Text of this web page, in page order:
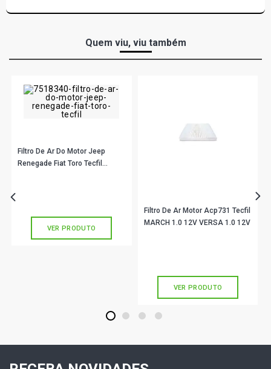
Quem viu, viu também
Filtro De Ar Do Motor Jeep
Renegade Fiat Toro Tecfil
VER PRODUTO
Filtro De Ar Motor Acp731 Tecfil
MARCH 1.0 12V VERSA 1.0 12V
VER PRODUTO
1 2 3 4